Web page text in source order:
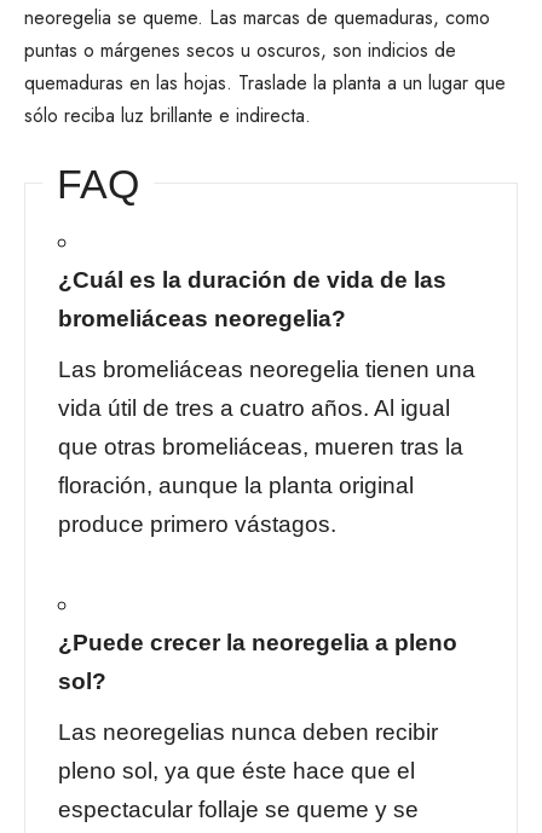
neoregelia se queme. Las marcas de quemaduras, como
puntas o márgenes secos u oscuros, son indicios de
quemaduras en las hojas. Traslade la planta a un lugar que
sólo reciba luz brillante e indirecta.
FAQ
¿Cuál es la duración de vida de las
bromeliáceas neoregelia?
Las bromeliáceas neoregelia tienen una
vida útil de tres a cuatro años. Al igual
que otras bromeliáceas, mueren tras la
floración, aunque la planta original
produce primero vástagos.
¿Puede crecer la neoregelia a pleno
sol?
Las neoregelias nunca deben recibir
pleno sol, ya que éste hace que el
espectacular follaje se queme y se